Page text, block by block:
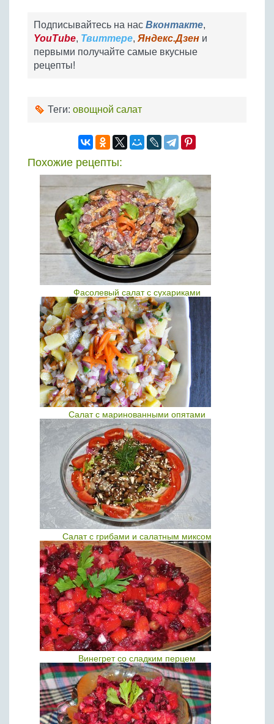
Подписывайтесь на нас Вконтакте,
YouTube, Твиттере, Яндекс.Дзен и
первыми получайте самые вкусные
рецепты!
Теги: овощной салат
Похожие рецепты:
Фасолевый салат с сухариками
Салат с маринованными опятами
Салат с грибами и салатным миксом
Винегрет со сладким перцем